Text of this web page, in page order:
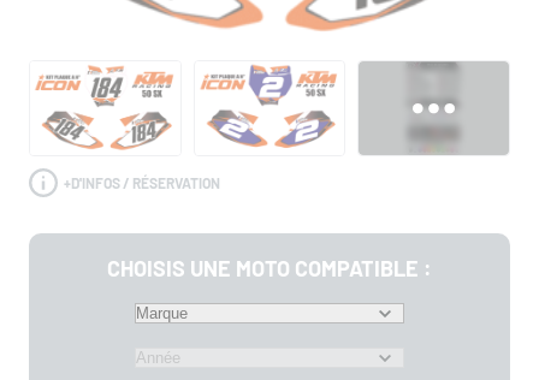
+D'INFOS / RÉSERVATION
CHOISIS UNE MOTO COMPATIBLE :